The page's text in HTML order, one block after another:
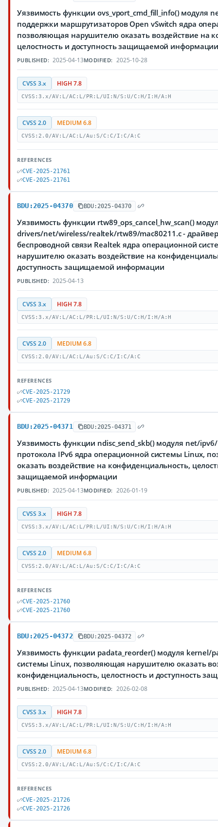
Уязвимость функции ovs_vport_cmd_fill_info() модуля
поддержки маршрутизаторов Open vSwitch ядра
позволяющая нарушителю оказать воздействие на
целостность и доступность защищаемой
PUBLISHED: 2025-04-13MODIFIED: 2025-10-28
CVSS 3.x HIGH 7.8
CVSS:3.x/AV:L/AC:L/PR:L/UI:N/S:U/C:H/I:H/A:H
CVSS 2.0 MEDIUM 6.8
CVSS:2.0/AV:L/AC:L/Au:S/C:C/I:C/A:C
REFERENCES
CVE-2025-21761
CVE-2025-21761
BDU:2025-04370 BDU:2025-04370
Уязвимость функции rtw89_ops_cancel_hw_scan()
drivers/net/wireless/realtek/rtw89/mac80211.c -
беспроводной связи Realtek ядра операционной
нарушителю оказать воздействие на
доступность защищаемой информации
PUBLISHED: 2025-04-13
CVSS 3.x HIGH 7.8
CVSS:3.x/AV:L/AC:L/PR:L/UI:N/S:U/C:H/I:H/A:H
CVSS 2.0 MEDIUM 6.8
CVSS:2.0/AV:L/AC:L/Au:S/C:C/I:C/A:C
REFERENCES
CVE-2025-21729
CVE-2025-21729
BDU:2025-04371 BDU:2025-04371
Уязвимость функции ndisc_send_skb() модуля net/
протокола IPv6 ядра операционной системы Linux,
оказать воздействие на конфиденциальность,
защищаемой информации
PUBLISHED: 2025-04-13MODIFIED: 2026-01-19
CVSS 3.x HIGH 7.8
CVSS:3.x/AV:L/AC:L/PR:L/UI:N/S:U/C:H/I:H/A:H
CVSS 2.0 MEDIUM 6.8
CVSS:2.0/AV:L/AC:L/Au:S/C:C/I:C/A:C
REFERENCES
CVE-2025-21760
CVE-2025-21760
BDU:2025-04372 BDU:2025-04372
Уязвимость функции padata_reorder() модуля kernel/
системы Linux, позволяющая нарушителю оказать
конфиденциальность, целостность и доступность
PUBLISHED: 2025-04-13MODIFIED: 2026-02-08
CVSS 3.x HIGH 7.8
CVSS:3.x/AV:L/AC:L/PR:L/UI:N/S:U/C:H/I:H/A:H
CVSS 2.0 MEDIUM 6.8
CVSS:2.0/AV:L/AC:L/Au:S/C:C/I:C/A:C
REFERENCES
CVE-2025-21726
CVE-2025-21726